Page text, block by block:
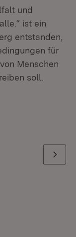
und
ist ein
entstanden,
für
Menschen
soll.
Seite Weiter